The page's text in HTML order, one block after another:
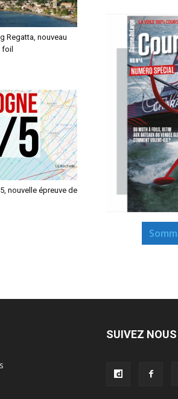
Regatta, nouveau
foil
nouvelle épreuve de
SUIVEZ NOUS